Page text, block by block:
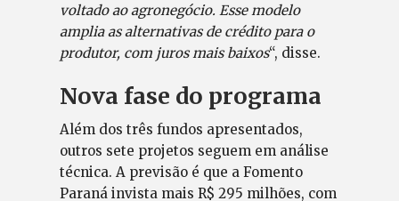
voltado ao agronegócio. Esse modelo
amplia as alternativas de crédito para o
produtor, com juros mais baixos“, disse.
Nova fase do programa
Além dos três fundos apresentados,
outros sete projetos seguem em análise
técnica. A previsão é que a Fomento
Paraná invista mais R$ 295 milhões, com